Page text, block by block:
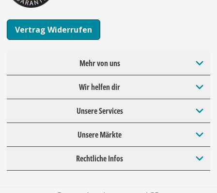
Vertrag Widerrufen
Mehr von uns
Wir helfen dir
Unsere Services
Unsere Märkte
Rechtliche Infos